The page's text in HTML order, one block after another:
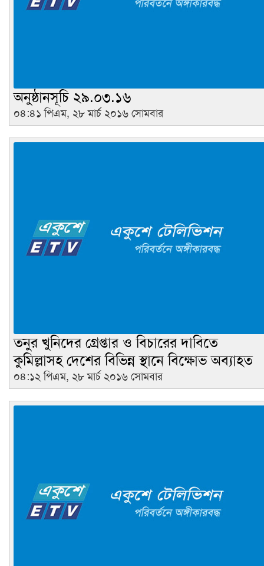
অনুষ্ঠানসূচি ২৯.০৩.১৬
০৪:৪১ পিএম, ২৮ মার্চ ২০১৬ সোমবার
তনুর খুনিদের গ্রেপ্তার ও বিচারের দাবিতে
কুমিল্লাসহ দেশের বিভিন্ন স্থানে বিক্ষোভ অব্যাহত
০৪:১২ পিএম, ২৮ মার্চ ২০১৬ সোমবার